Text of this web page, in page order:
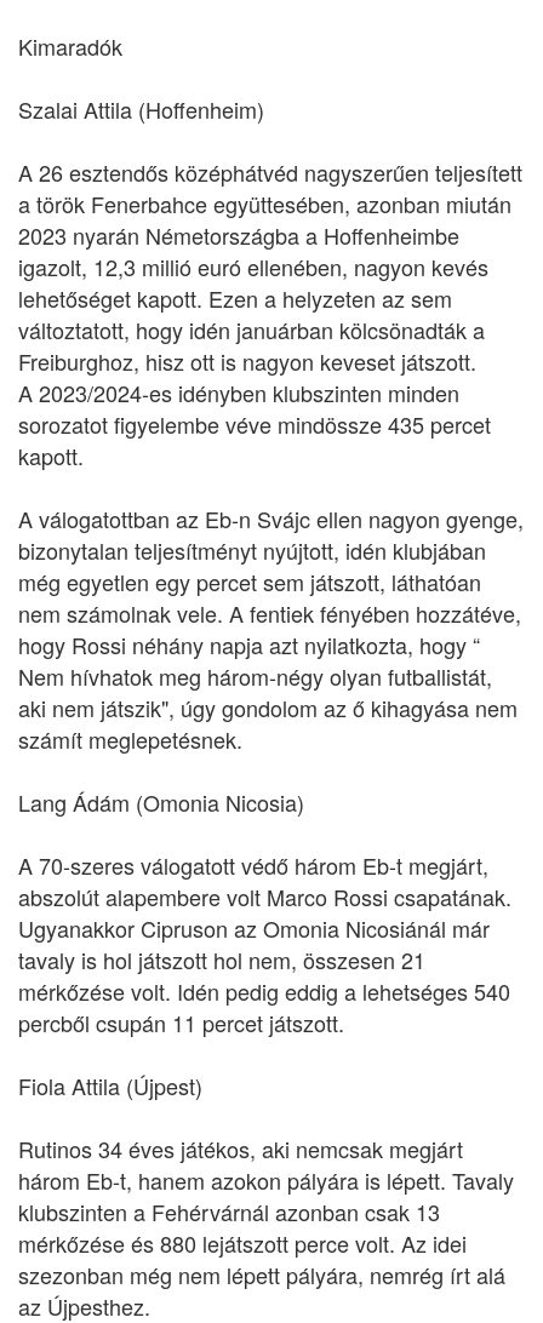
Kimaradók
Szalai Attila (Hoffenheim)
A 26 esztendős középhátvéd nagyszerűen teljesített
a török Fenerbahce együttesében, azonban miután
2023 nyarán Németországba a Hoffenheimbe
igazolt, 12,3 millió euró ellenében, nagyon kevés
lehetőséget kapott. Ezen a helyzeten az sem
változtatott, hogy idén januárban kölcsönadták a
Freiburghoz, hisz ott is nagyon keveset játszott.
A 2023/2024-es idényben klubszinten minden
sorozatot figyelembe véve mindössze 435 percet
kapott.
A válogatottban az Eb-n Svájc ellen nagyon gyenge,
bizonytalan teljesítményt nyújtott, idén klubjában
még egyetlen egy percet sem játszott, láthatóan
nem számolnak vele. A fentiek fényében hozzátéve,
hogy Rossi néhány napja azt nyilatkozta, hogy “
Nem hívhatok meg három-négy olyan futballistát,
aki nem játszik", úgy gondolom az ő kihagyása nem
számít meglepetésnek.
Lang Ádám (Omonia Nicosia)
A 70-szeres válogatott védő három Eb-t megjárt,
abszolút alapembere volt Marco Rossi csapatának.
Ugyanakkor Cipruson az Omonia Nicosiánál már
tavaly is hol játszott hol nem, összesen 21
mérkőzése volt. Idén pedig eddig a lehetséges 540
percből csupán 11 percet játszott.
Fiola Attila (Újpest)
Rutinos 34 éves játékos, aki nemcsak megjárt
három Eb-t, hanem azokon pályára is lépett. Tavaly
klubszinten a Fehérvárnál azonban csak 13
mérkőzése és 880 lejátszott perce volt. Az idei
szezonban még nem lépett pályára, nemrég írt alá
az Újpesthez.